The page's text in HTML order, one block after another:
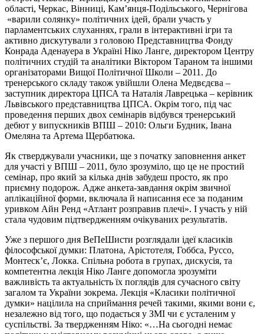
області, Черкас, Вінниці, Кам’янця-Подільського, Чернігова
«варили солянку» політичних ідей, брали участь у
парламентських слуханнях, грали в інтерактивні ігри та
активно дискутували з головою Представництва Фонду
Конрада Аденауера в Україні Ніко Ланге, директором Центру
політичних студій та аналітики Віктором Тараном та іншими
організаторами Вищої Політичної Школи – 2011. До
тренерського складу також увійшли Олена Медвєдєва –
заступник директора ЦПСА та Наталія Лаврецька – керівник
Львівського представництва ЦПСА. Окрім того, під час
проведення перших двох семінарів відбувся тренерський
дебют у випускників ВПШ – 2010: Ольги Будник, Івана
Омеляна та Артема Щербатюка.
Як стверджували учасники, ще з початку заповнення анкет
для участі у ВПШ – 2011, було зрозуміло, що це не простий
семінар, про який за кілька днів забудеш просто, як про
приємну подорож. Адже анкета-завдання окрім звичної
аплікаційної форми, включала й написання есе за поданим
уривком Айн Ренд «Атлант розправив плечі». І участь у ній
стала чудовим підтвердженням очікуваних результатів.
Уже з першого дня ВеПеШисти розглядали ідеї класиків
філософської думки: Платона, Арістотеля, Гоббса, Руссо,
Монтеск’є, Локка. Спільна робота в групах, дискусія, та
компетентна лекція Ніко Ланге допомогла зрозуміти
важливість та актуальність їх поглядів для сучасного світу
загалом та України зокрема. Лекція «Класики політичної
думки» націлила на сприймання речей такими, якими вони є,
незалежно від того, що подається у ЗМІ чи є усталеним у
суспільстві. За твердженням Ніко: «…На сьогодні немає